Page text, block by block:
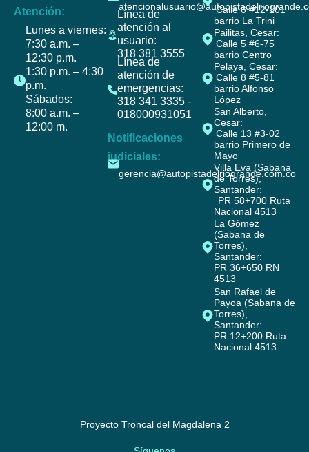
Proyecto Troncal del Magdalena 2
Atención:
Lunes a viernes:
7:30 a.m. –
12:30 p.m.
1:30 p.m. – 4:30
p.m.
Sábados:
8:00 a.m. –
12:00 m.
Línea de
atención al
usuario:
318 381 3555
Línea de
atención de
emergencias:
318 341 3335 -
018000931051
Notificaciones
judiciales:
gerencia@autopistadelriogrande.com.co
Calle 6 #12-101
barrio La Trini
Pailitas, Cesar:
Calle 5 #6-75
barrio Centro
Pelaya, Cesar:
Calle 8 #5-81
barrio Alfonso
López
San Alberto,
Cesar:
Calle 13 #3-02
barrio Primero de
Mayo
Villa Eva (Sabana
de Torres),
Santander:
PR 58+700 Ruta
Nacional 4513
La Gómez
(Sabana de
Torres),
Santander:
PR 36+650 RN
4513
San Rafael de
Payoa (Sabana de
Torres),
Santander:
PR 12+200 Ruta
Nacional 4513